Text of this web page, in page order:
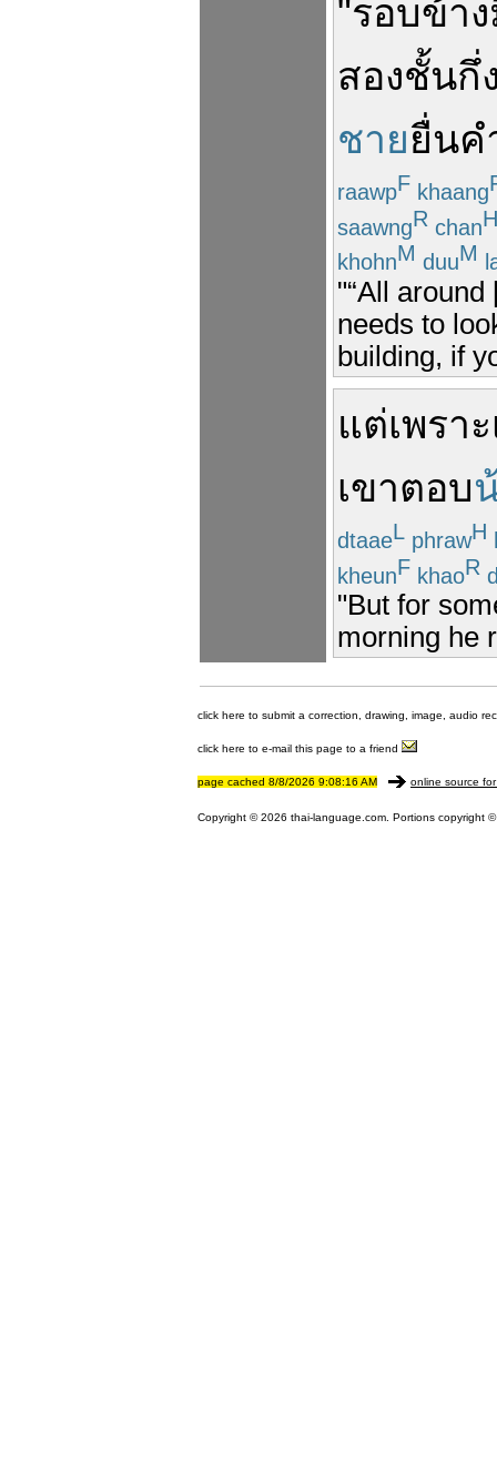
"รอบข้าง
สองชั้นกึ่
ชายยื่นค
raawpF khaang
saawngR chanH
khohnM duuM
"“All
needs to
building, if
แต่เพรา
เขาตอบ
dtaaeL phrawH
kheunF khaoR
"But for
morning he
click here to submit a correction, drawing, image, audio
click here to e-mail this page to a friend
page cached 8/8/2026 9:08:16 AM online source
Copyright © 2026 thai-language.com. Portions copyright